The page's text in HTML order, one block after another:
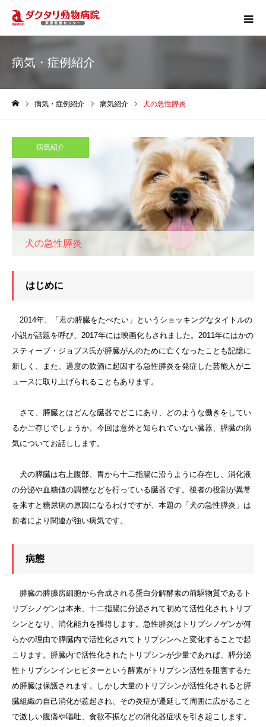
病気・症例紹介
病気・症例紹介 病気紹介 犬の急性膵炎
病気紹介
犬の急性膵炎
はじめに
2014年、「君の膵臓をたべたい」というショッキングなタイトルの
小説が話題を呼び、2017年には映画化もされました。2011年にはかの
スティーブ・ジョブス氏が膵臓がんのために亡くなったことも記憶に
新しく、また、過度の飲酒に起因する急性膵炎を発症した芸能人がニ
ュースに取り上げられることもあります。
さて、膵臓とはどんな臓器でどこにあり、どのような働きをしてい
るかご存じでしょうか。今回は意外と知られていない臓器、膵臓の病
気についてお話しします。
犬の膵臓は右上腹部、胃から十二指腸に沿うように存在し、消化液
の分泌や血糖値の調整などを行っている臓器です。後者の役割が異常
を来すと糖尿病の原因になるわけですが、本題の「犬の急性膵炎」は
前者により関連が強い病気です。
病態
膵臓の膵腺房細胞から合成される蛋白分解酵素の前駆物質であるト
リプシノゲンは本来、十二指腸に分泌されて初めて活性化されトリプ
シンとなり、消化能力を獲得します。急性膵炎はトリプシノゲンが何
らかの理由で膵臓内で活性化されてトリプシンへと変化することで起
こります。膵臓内で活性化されたトリプシンが少量であれば、膵分泌
性トリプシンインヒビターという酵素がトリプシン活性を阻害するた
め膵臓は保護されます。しかし大量のトリプシンが活性化されると膵
臓組織の自己消化が惹起され、その炎症が遷延して周囲に広がること
で激しい腹痛や嘔吐、食欲不振などの消化器症状を引き起こします。